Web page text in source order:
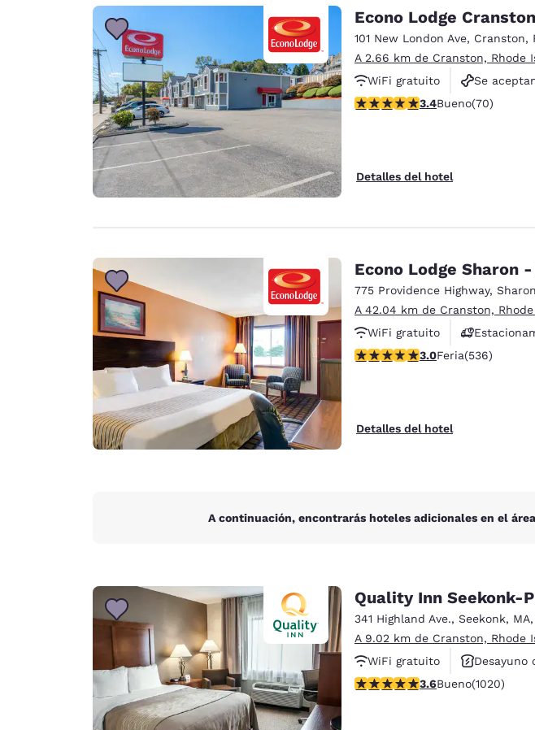
Français Español
Europa
Deutschland
Deutsch
English
Ireland
English
Asia-Pacífico
Australia India
English
Econo Lodge
101 New London Ave, Cranston,
A 2.66 km de Cranston, Rhode
WiFi gratuito
Se
calificación de 3.39 estrellas.
3.4Bueno(70)
Detalles del hotel
Econo Lodge Sharon
775 Providence Highway, Sharon
A 42.04 km de Cranston,
WiFi gratuito
calificación de 3.01 estrellas.
3.0Feria(536)
Detalles del hotel
A continuación, encontrarás hoteles adicionales en el
Quality Inn Seekonk-
341 Highland Ave., Seekonk, MA,
A 9.02 km de Cranston, Rhode
WiFi gratuito
Desayuno
Se aceptan mascotas
calificación de 3.56 estrellas.
3.6Bueno(1020)